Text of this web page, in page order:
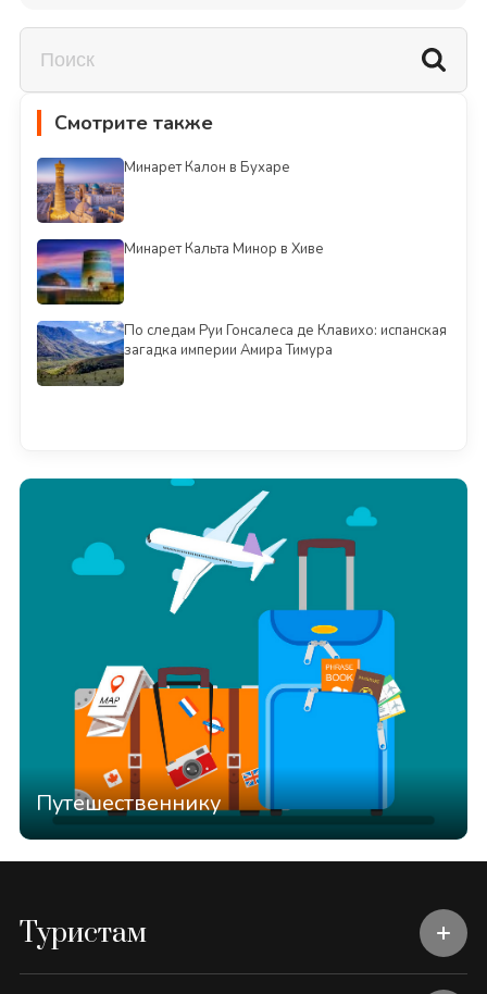
Смотрите также
Минарет Калон в Бухаре
Минарет Кальта Минор в Хиве
По следам Руи Гонсалеса де Клавихо: испанская
загадка империи Амира Тимура
Путешественнику
Туристам